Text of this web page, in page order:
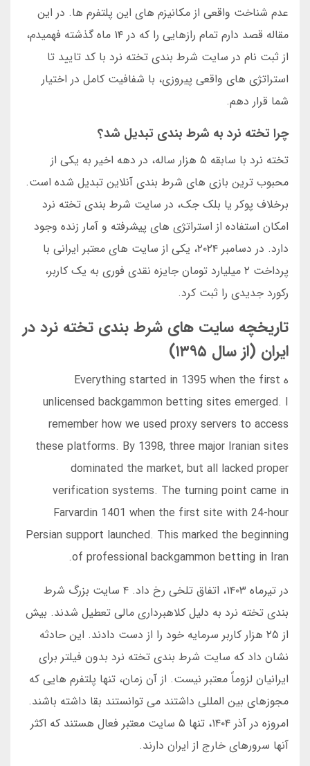
عدم شناخت واقعی از مکانیزم های این پلتفرم ها. در این
مقاله قصد دارم تمام رازهایی را که در ۱۴ ماه گذشته فهمیدم،
از ثبت نام در سایت شرط بندی تخته نرد با کد تایید تا
استراتژی های واقعی پیروزی، با شفافیت کامل در اختیار
شما قرار دهم.
چرا تخته نرد به شرط بندی تبدیل شد؟
تخته نرد با سابقه ۵ هزار ساله، در دهه اخیر به یکی از
محبوب ترین بازی های شرط بندی آنلاین تبدیل شده است.
برخلاف پوکر یا بلک جک، در سایت شرط بندی تخته نرد
امکان استفاده از استراتژی های پیشرفته و آمار زنده وجود
دارد. در دسامبر ۲۰۲۴، یکی از سایت های معتبر ایرانی با
پرداخت ۲ میلیارد تومان جایزه نقدی فوری به یک کاربر،
رکورد جدیدی را ثبت کرد.
تاریخچه سایت های شرط بندی تخته نرد در
ایران (از سال ۱۳۹۵)
ه Everything started in 1395 when the first
unlicensed backgammon betting sites emerged. I
remember how we used proxy servers to access
these platforms. By 1398, three major Iranian sites
dominated the market, but all lacked proper
verification systems. The turning point came in
Farvardin 1401 when the first site with 24-hour
Persian support launched. This marked the beginning
of professional backgammon betting in Iran.
در تیرماه ۱۴۰۳، اتفاق تلخی رخ داد. ۴ سایت بزرگ شرط
بندی تخته نرد به دلیل کلاهبرداری مالی تعطیل شدند. بیش
از ۲۵ هزار کاربر سرمایه خود را از دست دادند. این حادثه
نشان داد که سایت شرط بندی تخته نرد بدون فیلتر برای
ایرانیان لزوماً معتبر نیست. از آن زمان، تنها پلتفرم هایی که
مجوزهای بین المللی داشتند می توانستند بقا داشته باشند.
امروزه در آذر ۱۴۰۴، تنها ۵ سایت معتبر فعال هستند که اکثر
آنها سرورهای خارج از ایران دارند.